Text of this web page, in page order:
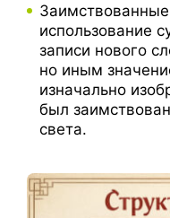
использование
записи нового
но иным
изначально
был
света.